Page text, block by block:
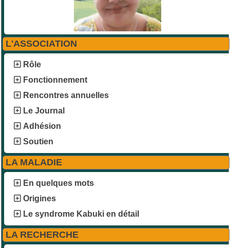
L'ASSOCIATION
Rôle
Fonctionnement
Rencontres annuelles
Le Journal
Adhésion
Soutien
LA MALADIE
En quelques mots
Origines
Le syndrome Kabuki en détail
LA RECHERCHE